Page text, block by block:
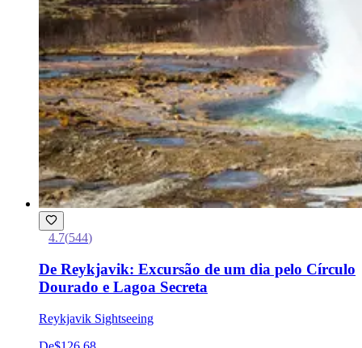
4.7(544)
De Reykjavik: Excursão de um dia pelo Círculo
Dourado e Lagoa Secreta
Reykjavik Sightseeing